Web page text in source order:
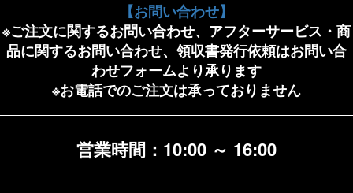
【お問い合わせ】
※ご注文に関するお問い合わせ、アフターサービス・商
品に関するお問い合わせ、領収書発行依頼はお問い合
わせフォームより承ります
※お電話でのご注文は承っておりません
営業時間：10:00 ～ 16:00